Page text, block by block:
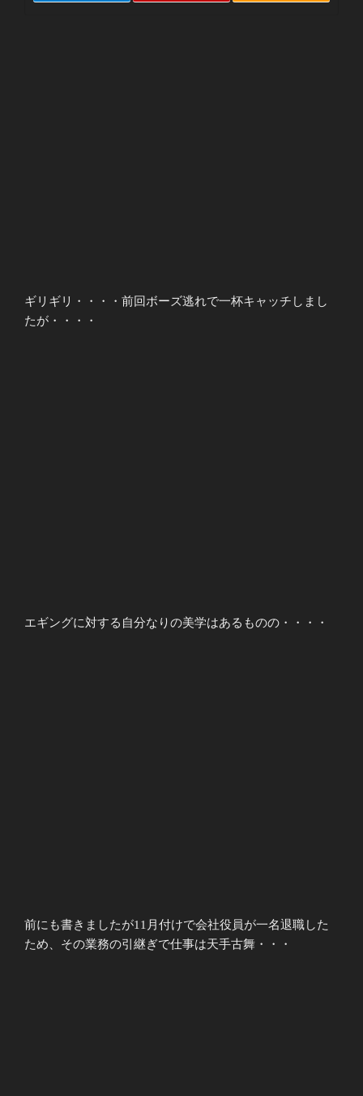
ギリギリ・・・・前回ボーズ逃れで一杯キャッチしまし
たが・・・・
エギングに対する自分なりの美学はあるものの・・・・
前にも書きましたが11月付けで会社役員が一名退職した
ため、その業務の引継ぎで仕事は天手古舞・・・